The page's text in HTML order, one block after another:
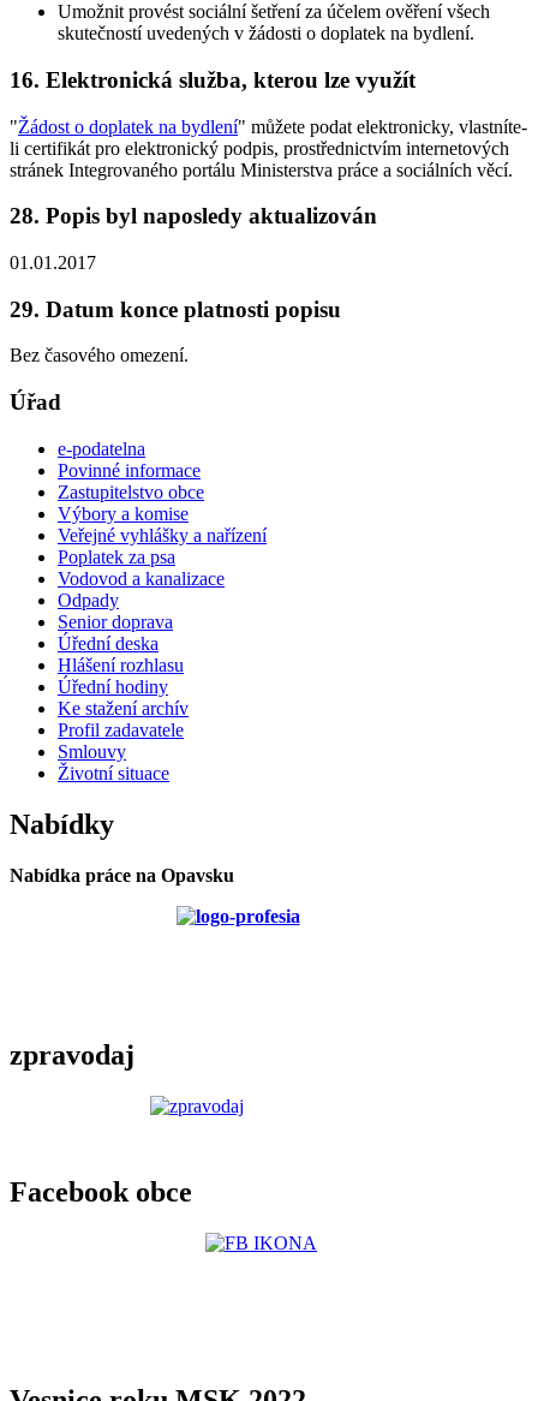
Umožnit provést sociální šetření za účelem ověření všech
skutečností uvedených v žádosti o doplatek na bydlení.
16. Elektronická služba, kterou lze využít
"Žádost o doplatek na bydlení" můžete podat elektronicky, vlastníte-
li certifikát pro elektronický podpis, prostřednictvím internetových
stránek Integrovaného portálu Ministerstva práce a sociálních věcí.
28. Popis byl naposledy aktualizován
01.01.2017
29. Datum konce platnosti popisu
Bez časového omezení.
Úřad
e-podatelna
Povinné informace
Zastupitelstvo obce
Výbory a komise
Veřejné vyhlášky a nařízení
Poplatek za psa
Vodovod a kanalizace
Odpady
Senior doprava
Úřední deska
Hlášení rozhlasu
Úřední hodiny
Ke stažení archív
Profil zadavatele
Smlouvy
Životní situace
Nabídky
Nabídka práce na Opavsku
zpravodaj
Facebook obce